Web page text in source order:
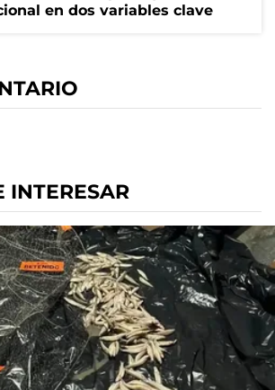
en dos variables clave
INTERESAR